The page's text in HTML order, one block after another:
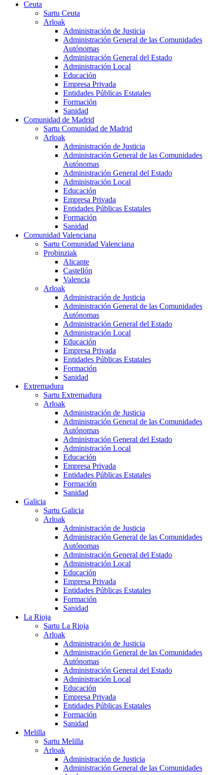
Ceuta
Sartu Ceuta
Arloak
Administración de Justicia
Administración General de las Comunidades
Autónomas
Administración General del Estado
Administración Local
Educación
Empresa Privada
Entidades Públicas Estatales
Formación
Sanidad
Comunidad de Madrid
Sartu Comunidad de Madrid
Arloak
Administración de Justicia
Administración General de las Comunidades
Autónomas
Administración General del Estado
Administración Local
Educación
Empresa Privada
Entidades Públicas Estatales
Formación
Sanidad
Comunidad Valenciana
Sartu Comunidad Valenciana
Probinziak
Alicante
Castellón
Valencia
Arloak
Administración de Justicia
Administración General de las Comunidades
Autónomas
Administración General del Estado
Administración Local
Educación
Empresa Privada
Entidades Públicas Estatales
Formación
Sanidad
Extremadura
Sartu Extremadura
Arloak
Administración de Justicia
Administración General de las Comunidades
Autónomas
Administración General del Estado
Administración Local
Educación
Empresa Privada
Entidades Públicas Estatales
Formación
Sanidad
Galicia
Sartu Galicia
Arloak
Administración de Justicia
Administración General de las Comunidades
Autónomas
Administración General del Estado
Administración Local
Educación
Empresa Privada
Entidades Públicas Estatales
Formación
Sanidad
La Rioja
Sartu La Rioja
Arloak
Administración de Justicia
Administración General de las Comunidades
Autónomas
Administración General del Estado
Administración Local
Educación
Empresa Privada
Entidades Públicas Estatales
Formación
Sanidad
Melilla
Sartu Melilla
Arloak
Administración de Justicia
Administración General de las Comunidades